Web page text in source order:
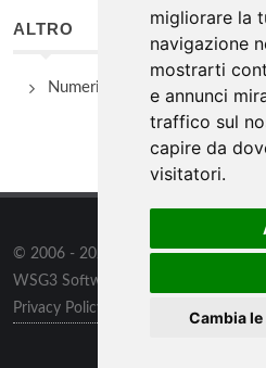
migliorare la
navigazione
mostrarti
e annunci
traffico sul
capire da
visitatori.
Cambia
ALTRO
Numeri Utili
© 2006 - 2026 WSG3 STUDIOtutti i
WSG3 Software
Privacy Policy
Preferenze sui